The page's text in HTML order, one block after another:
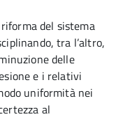
del sistema
tra l’altro,
delle
e i relativi
uniformità nei
al